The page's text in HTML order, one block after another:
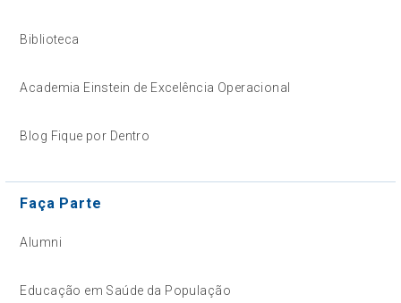
Biblioteca
Academia Einstein de Excelência Operacional
Blog Fique por Dentro
Faça Parte
Alumni
Educação em Saúde da População